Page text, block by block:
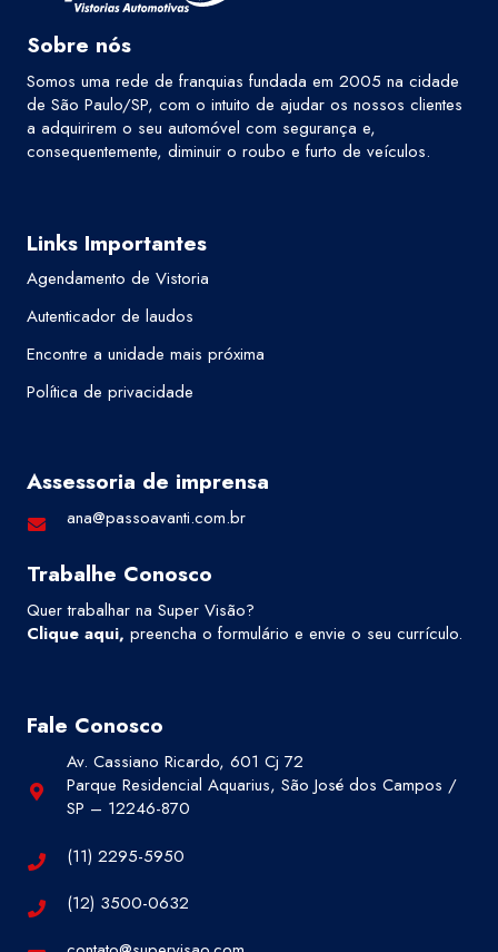
Sobre nós
Somos uma rede de franquias fundada em 2005 na cidade
de São Paulo/SP, com o intuito de ajudar os nossos clientes
a adquirirem o seu automóvel com segurança e,
consequentemente, diminuir o roubo e furto de veículos.
Links Importantes
Agendamento de Vistoria
Autenticador de laudos
Encontre a unidade mais próxima
Política de privacidade
Assessoria de imprensa
ana@passoavanti.com.br
Trabalhe Conosco
Quer trabalhar na Super Visão?
Clique aqui, preencha o formulário e envie o seu currículo.
Fale Conosco
Av. Cassiano Ricardo, 601 Cj 72
Parque Residencial Aquarius, São José dos Campos /
SP – 12246-870
(11) 2295-5950
(12) 3500-0632